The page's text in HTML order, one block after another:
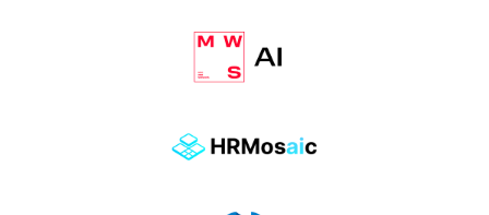
к построению бизнеса и созданию технологий под
Доклады, дискуссия и битва AI-агентов — 25 июня
УЗНАТЬ БОЛЬШЕ